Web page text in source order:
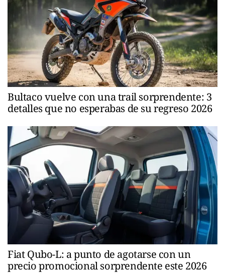
Bultaco vuelve con una trail sorprendente: 3
detalles que no esperabas de su regreso 2026
Fiat Qubo-L: a punto de agotarse con un
precio promocional sorprendente este 2026